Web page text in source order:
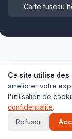
Carte fuseau
197
Pays
Ce site utilise des
ameliorer votre
l'utilisation de
confidentialite.
Refuser